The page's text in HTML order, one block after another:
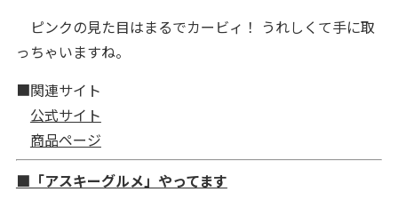
ピンクの見た目はまるでカービィ！ うれしくて手に取
っちゃいますね。
■関連サイト
公式サイト
商品ページ
■「アスキーグルメ」やってます